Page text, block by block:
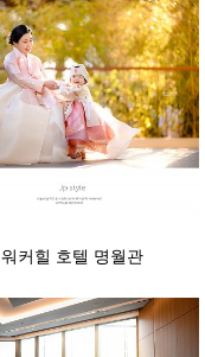
워커힐 호텔 명월관